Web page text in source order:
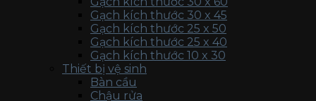
Gạch kích thước 30 x 45
Gạch kích thước 25 x 50
Gạch kích thước 25 x 40
Gạch kích thước 10 x 30
Thiết bị vệ sinh
Bàn cầu
Chậu rửa